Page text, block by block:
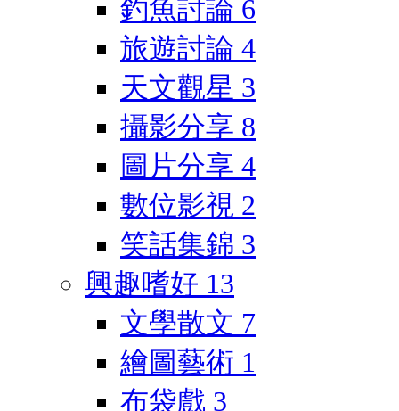
釣魚討論 6
旅遊討論 4
天文觀星 3
攝影分享 8
圖片分享 4
數位影視 2
笑話集錦 3
興趣嗜好 13
文學散文 7
繪圖藝術 1
布袋戲 3